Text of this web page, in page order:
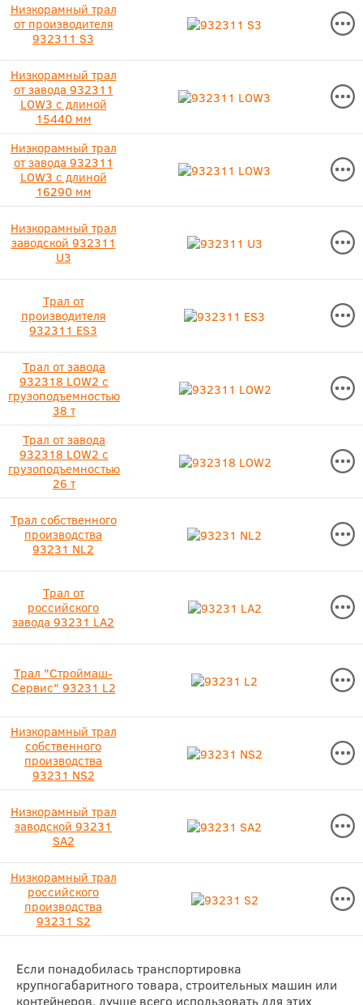
Низкорамный трал
от производителя
932311 S3
Низкорамный трал
от завода 932311
LOW3 с длиной
15440 мм
Низкорамный трал
от завода 932311
LOW3 с длиной
16290 мм
Низкорамный трал
заводской 932311
U3
Трал от
производителя
932311 ES3
Трал от завода
932318 LOW2 с
грузоподъемностью
38 т
Трал от завода
932318 LOW2 с
грузоподъемностью
26 т
Трал собственного
производства
93231 NL2
Трал от
российского
завода 93231 LA2
Трал "Строймаш-
Сервис" 93231 L2
Низкорамный трал
собственного
производства
93231 NS2
Низкорамный трал
заводской 93231
SA2
Низкорамный трал
российского
производства
93231 S2
Если понадобилась транспортировка
крупногабаритного товара, строительных машин или
контейнеров, лучше всего использовать для этих